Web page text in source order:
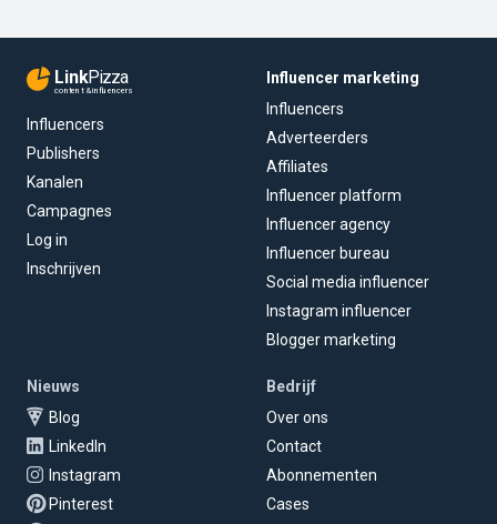
LinkPizza
content & influencers
Influencers
Publishers
Kanalen
Campagnes
Log in
Inschrijven
Influencer marketing
Influencers
Adverteerders
Affiliates
Influencer platform
Influencer agency
Influencer bureau
Social media influencer
Instagram influencer
Blogger marketing
Nieuws
Blog
LinkedIn
Instagram
Pinterest
Bedrijf
Over ons
Contact
Abonnementen
Cases